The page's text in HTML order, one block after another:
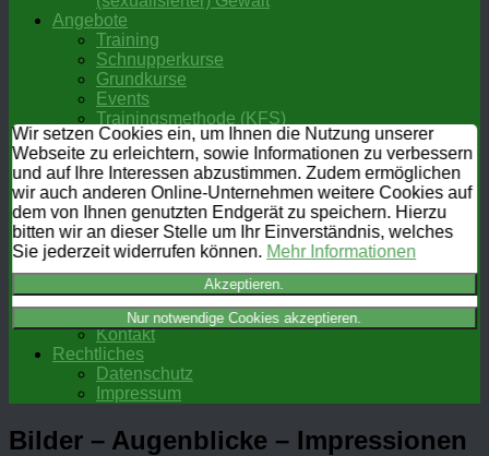
Angebote
Training
Schnupperkurse
Grundkurse
Events
Trainingsmethode (KFS)
Termine
Training
Termine
Meisterschaften
Galerie
Mitgliederbereich
Downloads & Links
FAQ
Mitgliederbereich
Kontakt
Kontakt
Rechtliches
Datenschutz
Impressum
Bilder – Augenblicke – Impressionen
Wir setzen Cookies ein, um Ihnen die Nutzung unserer
Webseite zu erleichtern, sowie Informationen zu verbessern
und auf Ihre Interessen abzustimmen. Zudem ermöglichen
wir auch anderen Online-Unternehmen weitere Cookies auf
dem von Ihnen genutzten Endgerät zu speichern. Hierzu
bitten wir an dieser Stelle um Ihr Einverständnis, welches
Sie jederzeit widerrufen können. Mehr Informationen
Akzeptieren.
Nur notwendige Cookies akzeptieren.